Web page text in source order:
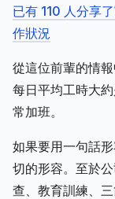
已有 110 人分享
作狀況
從這位前輩的情
每日平均工時大
常加班。
如果要用一句話
切的形容。至於
查、教育訓練、